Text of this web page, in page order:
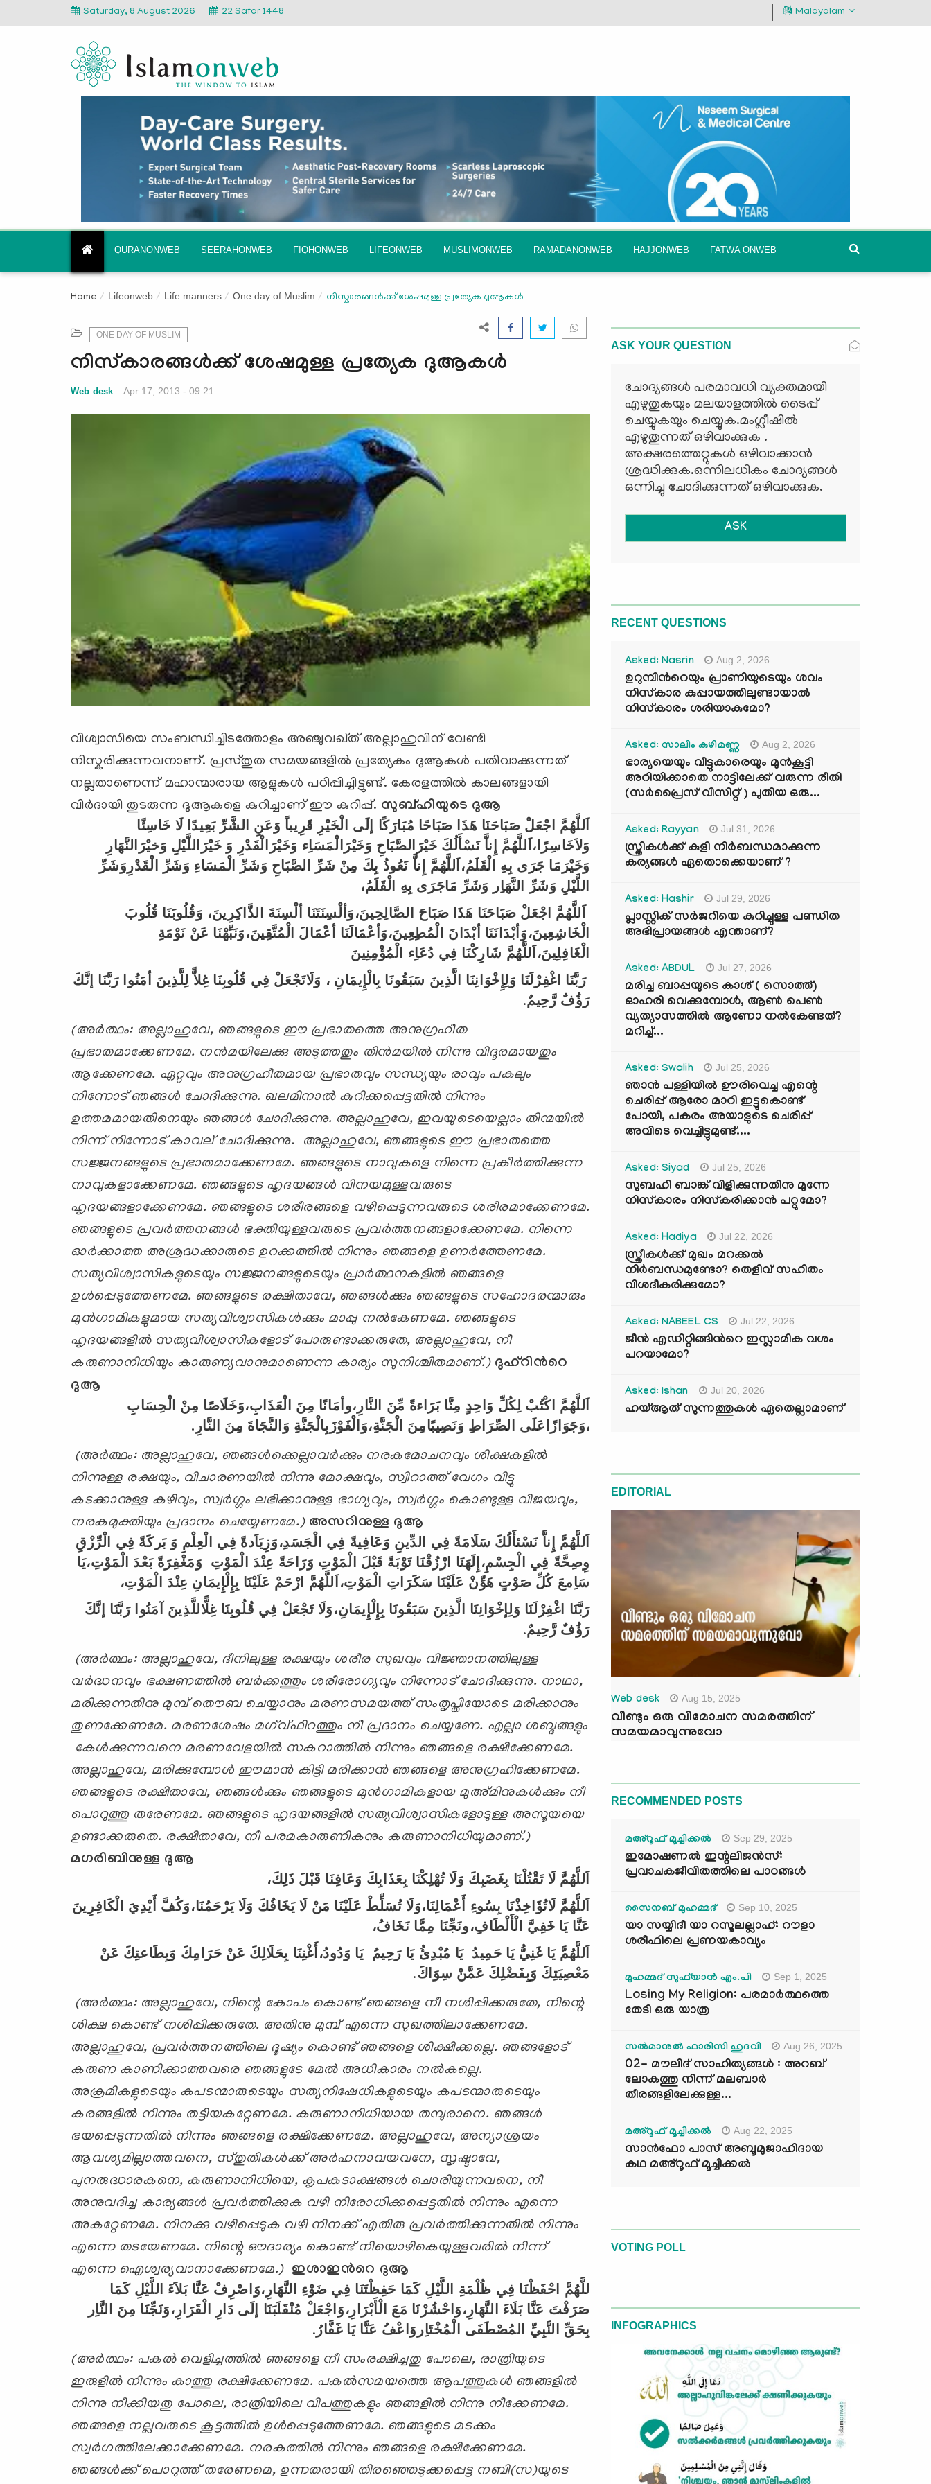
Saturday, 8 August 2026 22 Safar 1448 Malayalam
QURANONWEB SEERAHONWEB FIQHONWEB LIFEONWEB MUSLIMONWEB RAMADANONWEB HAJJONWEB FATWA ONWEB
Home Lifeonweb Life manners One day of Muslim നിസ്കാരങ്ങള്‍ക്ക് ശേഷമുള്ള പ്രത്യേക ദുആകള്‍
ONE DAY OF MUSLIM
നിസ്കാരങ്ങള്‍ക്ക് ശേഷമുള്ള പ്രത്യേക ദുആകള്‍
Web desk Apr 17, 2013 - 09:21
വിശ്വാസിയെ സംബന്ധിച്ചിടത്തോളം അഞ്ചുവഖ്ത് അല്ലാഹുവിന് വേണ്ടി
നിസ്കരിക്കുന്നവനാണ്. പ്രസ്തുത സമയങ്ങളില്‍ പ്രത്യേകം ദുആകള്‍ പതിവാക്കുന്നത്
നല്ലതാണെന്ന് മഹാന്മാരായ ആളുകള്‍ പഠിപ്പിച്ചിട്ടുണ്ട്. കേരളത്തില്‍ കാലങ്ങളായി
വിര്‍ദായി തുടരുന്ന ദുആകളെ കുറിച്ചാണ് ഈ കുറിപ്പ്. സുബ്ഹിയുടെ ദുആ
اَللَّهُمَّ اجْعَلْ صَبَاحَنَا هَذَا صَبَاحًا مُبَارَكًا إلَى الْخَيْرِ قَرِيباً وَعَنِ الشَّرِّ بَعِيدًا لَا خَاسِئًا
وَلاَخَاسِرًا،اَللَّهُمَّ إِناَّ نَسْأَلُكَ خَيْرَالصَّبَاحِ وَخَيْرَالْمَسَاِء وَخَيْرَالْقَدْرِ وَ خَيْرَاللَّيْلِ وَخيْرَالنَّهَارِ
وَخَيْرَمَا جَرَى بِهِ الْقَلَمُ،اَللَّهُمَّ إِناَّ نَعُوذُ بِكَ مِنْ شَرِّ الصَّبَاحِ وَشَرِّ الْمَسَاءِ وَشَرِّ الْقَدْرِوَشَرِّ
اللَّيْلِ وَشَرِّ النَّهَاِر وَشَرِّ مَاجَرَى بِهِ الْقَلَمُ،
اَللَّهُمَّ اجْعَلْ صَبَاحَنَا هَذَا صَبَاحَ الصَّالِحِينَ،وَألْسِنَتَنَا ألْسِنَةَ الذَّاكِرِينَ، وَقُلُوبَنَا قُلُوبَ
الْخَاشِعِينَ،وَأبْدَانَنَا أبْدَانَ الْمُطِعِينَ،وَأعْمَالَنَا أعْمَالَ الْمُتَّقِينَ،وَنَبِّهْنَا عَنْ نَوْمَةِ
الْغَافِلِينَ،اَللَّهُمَّ شَارِكْنَا فِي دُعَاِء الْمُؤْمِنِينَ
رَبَّنَا اغْفِرْلَنَا وَلِإِخْوَانِنَا الَّذِينَ سَبَقُونَا بِالْإِيمَانِ ، وَلَاتَجْعَلْ فِي قُلُوبِنَا غِلاًّ لِلَّذِينَ أمَنُوا رَبَّنَا إنَّكَ
رَؤُفٌ رَّحِيمٌ.
(അര്‍ത്ഥം: അല്ലാഹുവേ, ഞങ്ങളുടെ ഈ പ്രഭാതത്തെ അനുഗ്രഹീത
പ്രഭാതമാക്കേണമേ. നന്‍മയിലേക്കു അടുത്തതും തിന്‍മയില്‍ നിന്നു വിദൂരമായതും
ആക്കേണമേ. ഏറ്റവും അനുഗ്രഹീതമായ പ്രഭാതവും സന്ധ്യയും രാവും പകലും
നിന്നോട് ഞങ്ങള്‍ ചോദിക്കുന്നു. ഖലമിനാല്‍ കുറിക്കപ്പെട്ടതില്‍ നിന്നും
ഉത്തമമായതിനെയും ഞങ്ങള്‍ ചോദിക്കുന്നു. അല്ലാഹുവേ,ഇവയുടെയെല്ലാം തിന്മയില്‍
നിന്ന് നിന്നോട് കാവല് ‍ചോദിക്കുന്നു. അല്ലാഹുവേ, ഞങ്ങളുടെ ഈ പ്രഭാതത്തെ
സജ്ജനങ്ങളുടെ പ്രഭാതമാക്കേണമേ. ഞങ്ങളുടെ നാവുകളെ നിന്നെ പ്രകീര്‍ത്തിക്കുന്ന
നാവുകളാക്കേണമേ. ഞങ്ങളുടെ ഹൃദയങ്ങള്‍ വിനയമുള്ളവരുടെ
ഹൃദയങ്ങളാക്കേണമേ. ഞങ്ങളുടെ ശരീരങ്ങളെ വഴിപ്പെടുന്നവരുടെ ശരീരമാക്കേണമേ.
ഞങ്ങളുടെ പ്രവര്‍ത്തനങ്ങള്‍ ഭക്തിയുള്ളവരുടെ പ്രവര്‍ത്തനങ്ങളാക്കേണമേ. നിന്നെ
ഓര്‍ക്കാത്ത അശ്രദ്ധക്കാരുടെ ഉറക്കത്തില്‍ നിന്നും ഞങ്ങളെ ഉണര്‍ത്തേണമേ.
സത്യവിശ്വാസികളുടെയും സജ്ജനങ്ങളുടെയും പ്രാര്‍ത്ഥനകളില്‍ ഞങ്ങളെ
ഉള്‍പ്പെടുത്തേണമേ. ഞങ്ങളുടെ രക്ഷിതാവേ, ഞങ്ങള്‍ക്കും ഞങ്ങളുടെ സഹോദരന്മാരും
മുന്‍ഗാമികളുമായ സത്യവിശ്വാസികള്‍ക്കും മാപ്പു നല്‍കേണമേ. ഞങ്ങളുടെ
ഹൃദയങ്ങളില്‍ സത്യവിശ്വാസികളോട് പോരുണ്ടാക്കരുതേ, അല്ലാഹുവേ, നീ
കരുണാനിധിയും കാരുണ്യവാനുമാണെന്ന കാര്യം സുനിശ്ചിതമാണ്.) ദുഹ്റിന്‍റെ
ദുആ
اَللَّهُمَّ اكْتُبْ لِكُلِّ وَاحِدٍ مِنَّا بَرَاءةً مِّنَ النَّارِ،وأمَانًا مِنَ الْعَذَابِ،وَخَلَاصًا مِنْ الْحِسَابِ
،وَجَوَازًاعَلَى الصِّرَاطِ وَنَصِيبًامِنَ الْجَنَّةِ،وَالْفَوْزَبِالْجَنَّةِ وَالنَّجَاةَ مِنَ النَّارِ.
(അര്‍ത്ഥം: അല്ലാഹുവേ, ഞങ്ങള്‍ക്കെല്ലാവര്‍ക്കും നരകമോചനവും ശിക്ഷകളില്‍
നിന്നുള്ള രക്ഷയും, വിചാരണയില്‍ നിന്നു മോക്ഷവും, സ്വിറാത്ത് വേഗം വിട്ടു
കടക്കാനുള്ള കഴിവും, സ്വര്‍ഗ്ഗം ലഭിക്കാനുള്ള ഭാഗ്യവും, സ്വര്‍ഗ്ഗം കൊണ്ടുള്ള വിജയവും,
നരകമുക്തിയും പ്രദാനം ചെയ്യേണമേ.) അസറിനുള്ള ദുആ
اَللَّهُمَّ إِناَّ نَسْئأَلُكَ سَلَامَةً فِي الدِّينِ وَعَافِيةً فِي الْجَسَدِ،وَزِيَاَدةً فِي الْعِلْمِ وَ بَركَةً فِي الْرِّزْقِ
وِصِحَّةً فِي الْجِسْمِ،إِلَهَنَا ارْزُقْنَا تَوْبَةً قَبْلَ الْمَوْتِ وَرَاحَةً عِنْدَ الْمَوْتِ وَمَغْفِرَةً بَعْدَ الْمَوْتِ،يَا
سَاِمعَ كُلِّ صَوْتٍ هَوِّنْ عَلَيْنَا سَكَرَاتِ الْمَوْتِ،اَللَّهُمَّ ارْحَمْ عَلَيْنَا بِإِلْإِيمَانِ عِنْدَ الْمَوْتِ،
رَبَّنَا اغْفِرْلَنَا وَلِإخْوَانِنَا الَّذِينَ سَبَقُونَا بِإِلْإِيمَانِ،وَلَا تَجْعَلْ فِي قُلُوبِنَا غِلًّاللَّذِينَ آمَنُوا رَبَّنَا إنَّكَ
رَؤُفٌ رَّحِيمٌ.
(അര്‍ത്ഥം: അല്ലാഹുവേ, ദീനിലുള്ള രക്ഷയും ശരീര സുഖവും വിജ്ഞാനത്തിലുള്ള
വര്‍ദ്ധനവും ഭക്ഷണത്തില്‍ ബര്‍ക്കത്തും ശരീരോഗ്യവും നിന്നോട് ചോദിക്കുന്നു. നാഥാ,
മരിക്കുന്നതിനു മുമ്പ് തൌബ ചെയ്യാനും മരണസമയത്ത് സംതൃപ്തിയോടെ മരിക്കാനും
തുണക്കേണമേ. മരണശേഷം മഗ്വ്ഫിറത്തും നീ പ്രദാനം ചെയ്യണേ. എല്ലാ ശബ്ദങ്ങളും
കേള്‍ക്കുന്നവനെ മരണവേളയില്‍ സകറാത്തില്‍ നിന്നും ഞങ്ങളെ രക്ഷിക്കേണമേ.
അല്ലാഹുവേ, മരിക്കുമ്പോള്‍ ഈമാന്‍ കിട്ടി മരിക്കാന്‍ ഞങ്ങളെ അനുഗ്രഹിക്കേണമേ.
ഞങ്ങളുടെ രക്ഷിതാവേ, ഞങ്ങള്‍ക്കും ഞങ്ങളുടെ മുന്‍ഗാമികളായ മുഅ്മിനുകള്‍ക്കും നീ
പൊറുത്തു തരേണമേ. ഞങ്ങളുടെ ഹൃദയങ്ങളില്‍ സത്യവിശ്വാസികളോടുള്ള അസൂയയെ
ഉണ്ടാക്കരുതെ. രക്ഷിതാവേ, നീ പരമകാരുണികനും കരുണാനിധിയുമാണ്.)
മഗരിബിനുള്ള ദുആ
اَللَّهُمَّ لَا تَقْتُلْنَا بِغَضَبِكَ وَلَا تُهْلِكْنَا بِعَذَابِكَ وَعَافِنَا قَبْلَ ذَلِكَ،
اَللَّهُمَّ لَاتُؤَاخِذْنَا بِسُوءِ أَعْمَالِنَا،وَلَا تُسَلِّطْ عَلَيْنَا مَنْ لَا يَخَافُكَ وَلَا يَرْحَمُنَا،وَكُفَّ أَيْدِيَ الْكَافِرِينَ
عَنَّا يَا خَفِيَّ الْأَلْطَافِ،ونَجِّنَا مِمَّا نَخَافُ،
اَللَّهُمَّ يَا غَنِيُّ يَا حَمِيدُ يَا مُبْدِئُ يَا رَحِيمُ يَا وَدُودُ،أَغْنِنَا بِحَلَالِكَ عَنْ حَرَامِكَ وَبِطَاعتِكَ عَنْ
مَعْصِيَتِكَ وَبِفَضْلِكَ عَمَّنْ سِوَاكَ.
(അര്‍ത്ഥം: അല്ലാഹുവേ, നിന്റെ കോപം കൊണ്ട് ഞങ്ങളെ നീ നശിപ്പിക്കരുതേ, നിന്റെ
ശിക്ഷ കൊണ്ട് നശിപ്പിക്കരുതേ. അതിനു മുമ്പ് എന്നെ സുഖത്തിലാക്കേണമേ.
അല്ലാഹുവേ, പ്രവര്‍ത്തനത്തിലെ ദൂഷ്യം കൊണ്ട് ഞങ്ങളെ ശിക്ഷിക്കല്ലെ. ഞങ്ങളോട്
കരുണ കാണിക്കാത്തവരെ ഞങ്ങളുടേ മേല്‍ അധികാരം നല്‍കല്ലെ.
അക്രമികളുടെയും കപടന്മാരുടെയും സത്യനിഷേധികളുടെയും കപടന്മാരുടെയും
കരങ്ങളില്‍ നിന്നും തട്ടിയകറ്റേണമേ. കരുണാനിധിയായ തമ്പുരാനെ. ഞങ്ങള്‍
ഭയപ്പെടുന്നതില്‍ നിന്നും ഞങ്ങളെ രക്ഷിക്കേണമേ. അല്ലാഹുവേ, അന്യാശ്രയം
ആവശ്യമില്ലാത്തവനെ, സ്തുതികള്‍ക്ക് അര്‍ഹനാവയവനേ, സൃഷ്ടാവേ,
പുനരുദ്ധാരകനെ, കരുണാനിധിയെ, കൃപകടാക്ഷങ്ങള്‍ ചൊരിയുന്നവനെ, നീ
അനുവദിച്ച കാര്യങ്ങള്‍ പ്രവര്‍ത്തിക്കുക വഴി നിരോധിക്കപ്പെട്ടതില്‍ നിന്നും എന്നെ
അകറ്റേണമേ. നിനക്കു വഴിപ്പെടുക വഴി നിനക്ക് എതിരു പ്രവര്‍ത്തിക്കുന്നതില്‍ നിന്നും
എന്നെ തടയേണമേ. നിന്റെ ഔദാര്യം കൊണ്ട് നിയൊഴികെയുള്ളവരില്‍ നിന്ന്
എന്നെ ഐശ്വര്യവാനാക്കേണമേ.) ഇശാഇന്‍റെ ദുആ
للَّهُمَّ احْفَظْنَا فِي ظُلْمَةِ اللَّيْلِ كَمَا حَفِظْتَنَا فِي ضَوْءِ النَّهَارِ،وَاصْرِفْ عَنَّا بَلاَءَ اللَّيْلِ كَمَا
صَرَفْتَ عَنَّا بَلَاءَ النَّهَارِ،وَاحْشُرْنَا مَعَ الْأَبْرَارِ،وَاجْعَلْ مُنْقَلَبَنَا إلَى دَارِ الْقَرَارِ،وَنَجِّنَا مِنَ النَّاِر
بِحَقِّ النَّبِيِّ المُصْطَفَى الْمُخْتَاِروَاعْفُ عَنَّا يَا غَفَّارُ.
(അര്‍ത്ഥം: പകല്‍ വെളിച്ചത്തില്‍ ഞങ്ങളെ നീ സംരക്ഷിച്ചതു പോലെ, രാത്രിയുടെ
ഇരുളില്‍ നിന്നും കാത്തു രക്ഷിക്കേണമേ. പകല്‍സമയത്തെ ആപത്തുകള്‍ ഞങ്ങളില്‍
നിന്നു നീക്കിയതു പോലെ, രാത്രിയിലെ വിപത്തുകളും ഞങ്ങളില്‍ നിന്നു നീക്കേണമേ.
ഞങ്ങളെ നല്ലവരുടെ കൂട്ടത്തില്‍ ഉള്‍പ്പെടുത്തേണമേ. ഞങ്ങളുടെ മടക്കം
സ്വര്‍ഗത്തിലേക്കാക്കേണമേ. നരകത്തില്‍ നിന്നും ഞങ്ങളെ രക്ഷിക്കേണമേ.
ഞങ്ങള്‍ക്ക് പൊറുത്ത് തരേണമെ, ഉന്നതരായി തിരഞ്ഞെടുക്കപ്പെട്ട നബി(സ)യുടെ
ASK YOUR QUESTION
ചോദ്യങ്ങള്‍ പരമാവധി വ്യക്തമായി
എഴുതുകയും മലയാളത്തില്‍ ടൈപ്പ്
ചെയ്യുകയും ചെയ്യുക.മംഗ്ലീഷില്‍
എഴുതുന്നത് ഒഴിവാക്കുക .
അക്ഷരത്തെറ്റുകള്‍ ഒഴിവാക്കാന്‍
ശ്രദ്ധിക്കുക.ഒന്നിലധികം ചോദ്യങ്ങള്‍
ഒന്നിച്ചു ചോദിക്കുന്നത് ഒഴിവാക്കുക.
ASK
RECENT QUESTIONS
Asked: Nasrin Aug 2, 2026
ഉറുമ്പിന്‍റെയും പ്രാണിയുടെയും ശവം
നിസ്കാര കുപ്പായത്തിലുണ്ടായാൽ
നിസ്കാരം ശരിയാകുമോ?
Asked: സാലിം കുഴിമണ്ണ Aug 2, 2026
ഭാര്യയെയും വീട്ടുകാരെയും മുൻകൂട്ടി
അറിയിക്കാതെ നാട്ടിലേക്ക് വരുന്ന രീതി
(സർപ്രൈസ് വിസിറ്റ് ) പുതിയ ഒരു...
Asked: Rayyan Jul 31, 2026
സ്ത്രികൾക്ക് കുളി നിർബന്ധമാക്കുന്ന
കര്യങ്ങൾ ഏതൊക്കെയാണ് ?
Asked: Hashir Jul 29, 2026
പ്ലാസ്റ്റിക് സർജറിയെ കുറിച്ചുള്ള പണ്ഡിത
അഭിപ്രായങ്ങൾ എന്താണ്?
Asked: ABDUL Jul 27, 2026
മരിച്ച ബാപ്പയുടെ കാശ് ( സൊത്ത്)
ഓഹരി വെക്കുമ്പോൾ, ആണ്‍ പെണ്‍
വ്യത്യാസത്തില്‍ ആണോ നല്‍കേണ്ടത്?
മറിച്ച്...
Asked: Swalih Jul 25, 2026
ഞാൻ പള്ളിയിൽ ഊരിവെച്ച എന്റെ
ചെരിപ്പ് ആരോ മാറി ഇട്ടുകൊണ്ട്
പോയി, പകരം അയാളുടെ ചെരിപ്പ്
അവിടെ വെച്ചിട്ടുമുണ്ട്....
Asked: Siyad Jul 25, 2026
സുബഹി ബാങ്ക് വിളിക്കുന്നതിനു മുന്നേ
നിസ്കാരം നിസ്കരിക്കാൻ പറ്റുമോ?
Asked: Hadiya Jul 22, 2026
സ്ത്രീകൾക്ക് മുഖം മറക്കൽ
നിർബന്ധമുണ്ടോ? തെളിവ് സഹിതം
വിശദീകരിക്കുമോ?
Asked: NABEEL CS Jul 22, 2026
ജീൻ എഡിറ്റിങ്ങിന്‍റെ ഇസ്ലാമിക വശം
പറയാമോ?
Asked: Ishan Jul 20, 2026
ഹയ്ആത് സുന്നത്തുകൾ ഏതെല്ലാമാണ്
EDITORIAL
Web desk Aug 15, 2025
വീണ്ടും ഒരു വിമോചന സമരത്തിന്
സമയമാവുന്നുവോ
RECOMMENDED POSTS
മഅ്റൂഫ് മൂച്ചിക്കല്‍ Sep 29, 2025
ഇമോഷണൽ ഇന്റലിജൻസ്:
പ്രവാചകജീവിതത്തിലെ പാഠങ്ങൾ
സൈനബ് മുഹമ്മദ് Sep 10, 2025
യാ സയ്യിദീ യാ റസൂലല്ലാഹ്: റൗളാ
ശരീഫിലെ പ്രണയകാവ്യം
മുഹമ്മദ് സുഫ്‌യാൻ എം.പി Sep 1, 2025
Losing My Religion: പരമാർത്ഥത്തെ
തേടി ഒരു യാത്ര
സൽമാനുൽ ഫാരിസി ഹുദവി Aug 26, 2025
02- മൗലിദ് സാഹിത്യങ്ങൾ : അറബ്
ലോകത്തു നിന്ന് മലബാർ
തീരങ്ങളിലേക്കുള്ള...
മഅ്റൂഫ് മൂച്ചിക്കല്‍ Aug 22, 2025
സാൻഫോ പാസ് അബൂമുജാഹിദായ
കഥ മഅ്റൂഫ് മൂച്ചിക്കല്‍
VOTING POLL
INFOGRAPHICS